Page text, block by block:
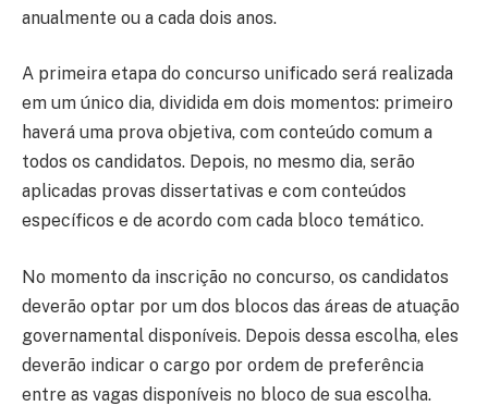
anualmente ou a cada dois anos.
A primeira etapa do concurso unificado será realizada
em um único dia, dividida em dois momentos: primeiro
haverá uma prova objetiva, com conteúdo comum a
todos os candidatos. Depois, no mesmo dia, serão
aplicadas provas dissertativas e com conteúdos
específicos e de acordo com cada bloco temático.
No momento da inscrição no concurso, os candidatos
deverão optar por um dos blocos das áreas de atuação
governamental disponíveis. Depois dessa escolha, eles
deverão indicar o cargo por ordem de preferência
entre as vagas disponíveis no bloco de sua escolha.